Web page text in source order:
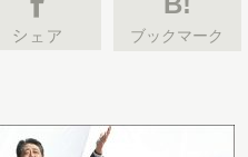
ブックマーク